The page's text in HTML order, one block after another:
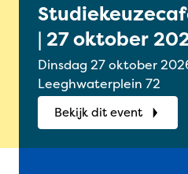
| 27 oktober
Dinsdag 27 oktober 2026 | 16:00 -
Leeghwaterplein 72
Bekijk dit event